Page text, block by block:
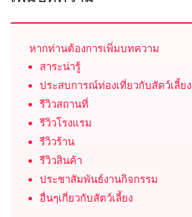
หากท่านต้องการเพิ่มบทความ
สาระน่ารู้
ประสบการณ์ท่องเที่ยวกับสัตว์เลี้ยง
รีวิวสถานที่
รีวิวโรงแรม
รีวิวร้าน
รีวิวสินค้า
ประชาสัมพันธ์งานกิจกรรม
อื่นๆเกี่ยวกับสัตว์เลี้ยง